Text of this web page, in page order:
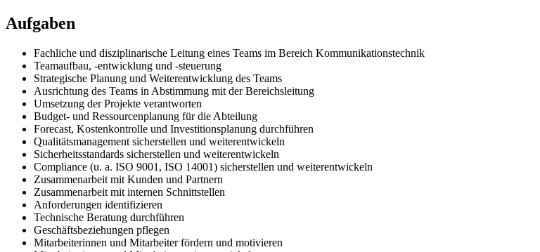
Aufgaben
Fachliche und disziplinarische Leitung eines Teams im Bereich Kommunikationstechnik
Teamaufbau, -entwicklung und -steuerung
Strategische Planung und Weiterentwicklung des Teams
Ausrichtung des Teams in Abstimmung mit der Bereichsleitung
Umsetzung der Projekte verantworten
Budget- und Ressourcenplanung für die Abteilung
Forecast, Kostenkontrolle und Investitionsplanung durchführen
Qualitätsmanagement sicherstellen und weiterentwickeln
Sicherheitsstandards sicherstellen und weiterentwickeln
Compliance (u. a. ISO 9001, ISO 14001) sicherstellen und weiterentwickeln
Zusammenarbeit mit Kunden und Partnern
Zusammenarbeit mit internen Schnittstellen
Anforderungen identifizieren
Technische Beratung durchführen
Geschäftsbeziehungen pflegen
Mitarbeiterinnen und Mitarbeiter fördern und motivieren